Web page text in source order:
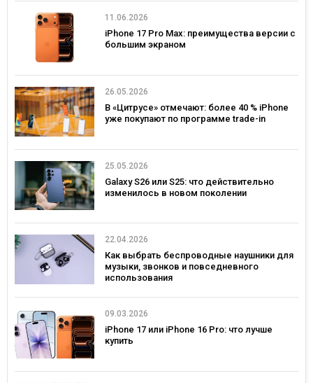
11.06.2026
iPhone 17 Pro Max: преимущества версии с
большим экраном
26.05.2026
В «Цитрусе» отмечают: более 40 % iPhone
уже покупают по программе trade-in
25.05.2026
Galaxy S26 или S25: что действительно
изменилось в новом поколении
22.04.2026
Как выбрать беспроводные наушники для
музыки, звонков и повседневного
использования
09.03.2026
iPhone 17 или iPhone 16 Pro: что лучше
купить